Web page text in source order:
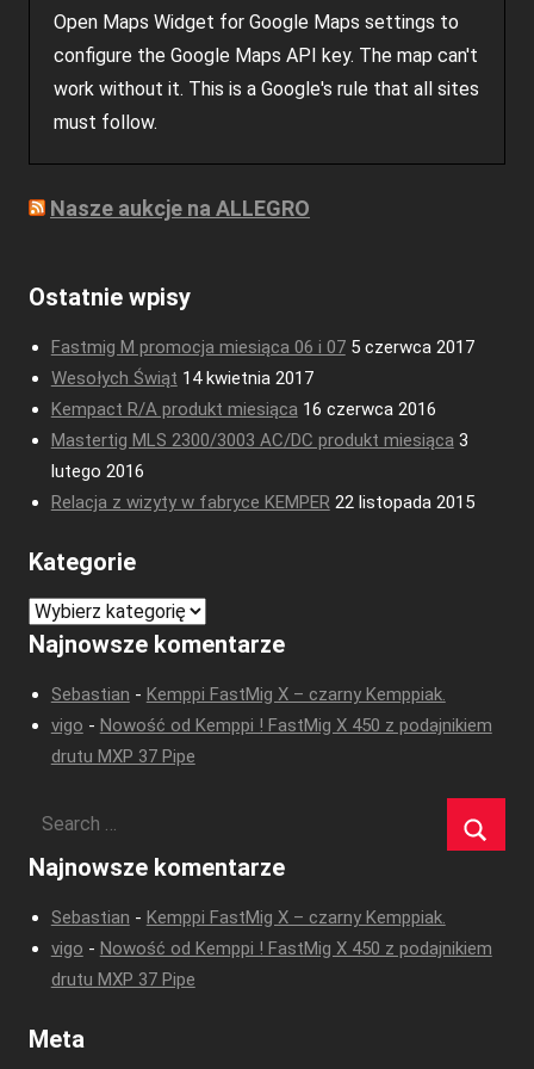
Open Maps Widget for Google Maps settings to
configure the Google Maps API key. The map can't
work without it. This is a Google's rule that all sites
must follow.
Nasze aukcje na ALLEGRO
Ostatnie wpisy
Fastmig M promocja miesiąca 06 i 07 5 czerwca 2017
Wesołych Świąt 14 kwietnia 2017
Kempact R/A produkt miesiąca 16 czerwca 2016
Mastertig MLS 2300/3003 AC/DC produkt miesiąca 3
lutego 2016
Relacja z wizyty w fabryce KEMPER 22 listopada 2015
Kategorie
Kategorie
Najnowsze komentarze
Sebastian - Kemppi FastMig X – czarny Kemppiak.
vigo - Nowość od Kemppi ! FastMig X 450 z podajnikiem
drutu MXP 37 Pipe
Najnowsze komentarze
Sebastian - Kemppi FastMig X – czarny Kemppiak.
vigo - Nowość od Kemppi ! FastMig X 450 z podajnikiem
drutu MXP 37 Pipe
Meta